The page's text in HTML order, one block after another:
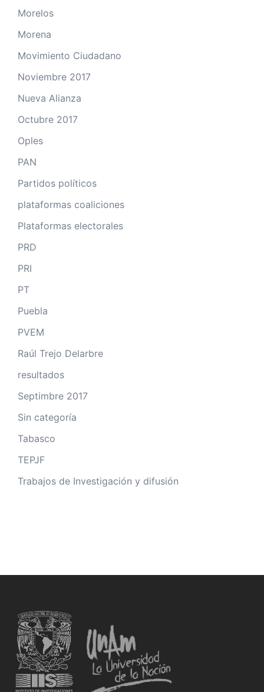
Morelos
Morena
Movimiento Ciudadano
Noviembre 2017
Nueva Alianza
Octubre 2017
Oples
PAN
Partidos políticos
plataformas coaliciones
Plataformas electorales
PRD
PRI
PT
Puebla
PVEM
Raúl Trejo Delarbre
resultados
Septimbre 2017
Sin categoría
Tabasco
TEPJF
Trabajos de Investigación y difusión